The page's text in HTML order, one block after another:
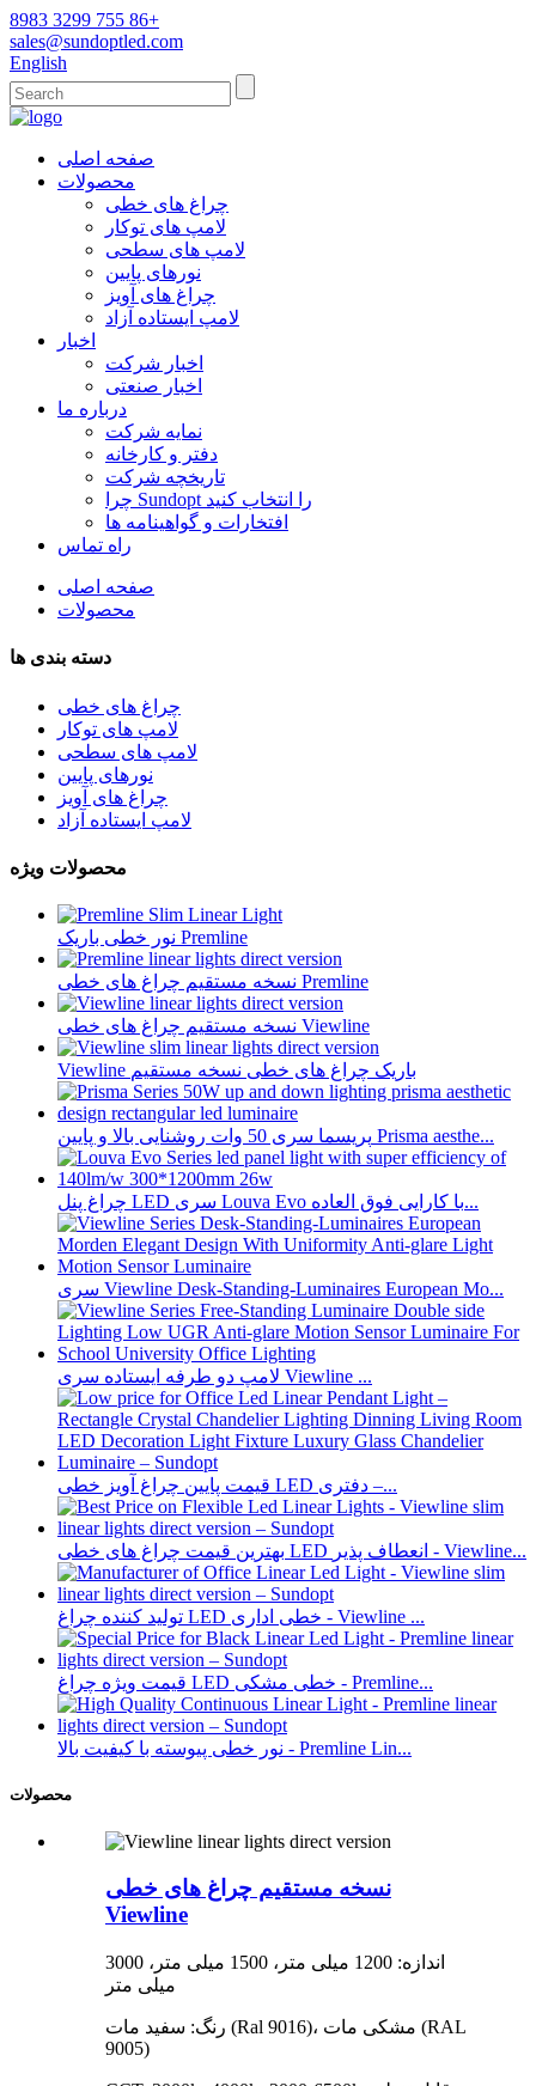
8983 3299 755 86+
sales@sundoptled.com
English
صفحه اصلی
محصولات
چراغ های خطی
لامپ های توکار
لامپ های سطحی
نورهای پایین
چراغ های آویز
لامپ ایستاده آزاد
اخبار
اخبار شرکت
اخبار صنعتی
درباره ما
نمایه شرکت
دفتر و کارخانه
تاریخچه شرکت
چرا Sundopt را انتخاب کنید
افتخارات و گواهینامه ها
راه تماس
صفحه اصلی
محصولات
دسته بندی ها
چراغ های خطی
لامپ های توکار
لامپ های سطحی
نورهای پایین
چراغ های آویز
لامپ ایستاده آزاد
محصولات ویژه
نور خطی باریک Premline
نسخه مستقیم چراغ های خطی Premline
نسخه مستقیم چراغ های خطی Viewline
Viewline باریک چراغ های خطی نسخه مستقیم
پریسما سری 50 وات روشنایی بالا و پایین Prisma aesthe...
چراغ پنل LED سری Louva Evo با کارایی فوق العاده...
سری Viewline Desk-Standing-Luminaires European Mo...
لامپ دو طرفه ایستاده سری Viewline ...
قیمت پایین چراغ آویز خطی LED دفتری –...
بهترین قیمت چراغ های خطی LED انعطاف پذیر - Viewline...
تولید کننده چراغ LED خطی اداری - Viewline ...
قیمت ویژه چراغ LED خطی مشکی - Premline...
نور خطی پیوسته با کیفیت بالا - Premline Lin...
محصولات
نسخه مستقیم چراغ های خطی
Viewline
اندازه: 1200 میلی متر، 1500 میلی متر، 3000
میلی متر
رنگ: سفید مات (Ral 9016)، مشکی مات (RAL
9005)